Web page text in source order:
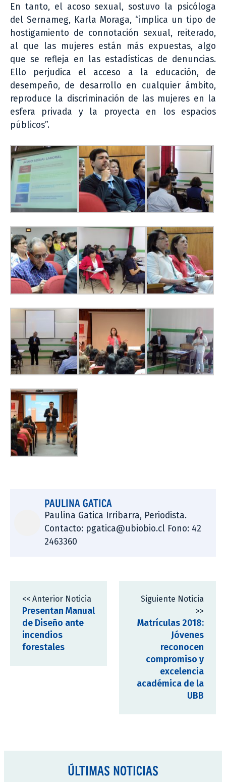
En tanto, el acoso sexual, sostuvo la psicóloga
del Sernameg, Karla Moraga, “implica un tipo de
hostigamiento de connotación sexual, reiterado,
al que las mujeres están más expuestas, algo
que se refleja en las estadísticas de denuncias.
Ello perjudica el acceso a la educación, de
desempeño, de desarrollo en cualquier ámbito,
reproduce la discriminación de las mujeres en la
esfera privada y la proyecta en los espacios
públicos”.
PAULINA GATICA
Paulina Gatica Irribarra, Periodista.
Contacto: pgatica@ubiobio.cl Fono: 42
2463360
<< Anterior Noticia
Presentan Manual
de Diseño ante
incendios
forestales
Siguiente Noticia
>>
Matrículas 2018:
Jóvenes
reconocen
compromiso y
excelencia
académica de la
UBB
ÚLTIMAS NOTICIAS